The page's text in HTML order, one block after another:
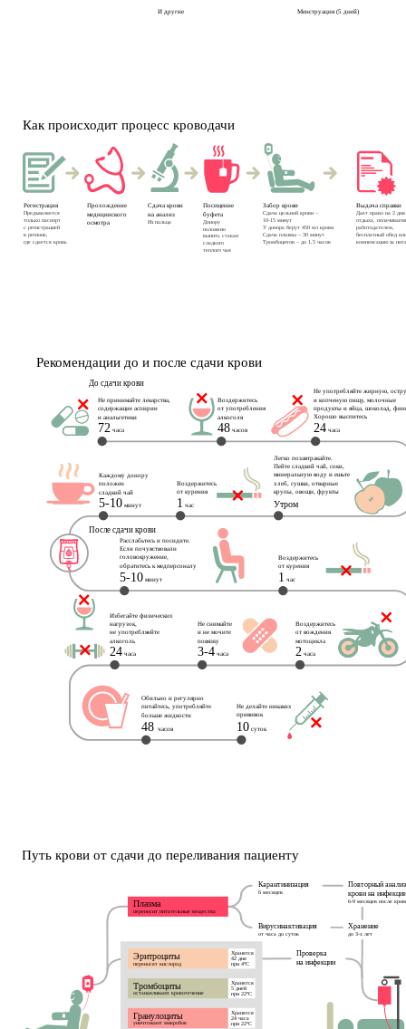
И другие Менструация (5 дней)
Регистрация
Предъявляется
только паспорт
с регистрацией
в регионе,
где сдается кровь
Сдача крови
на анализ
Из пальца
Прохождение
медицинского
осмотра
Посещение
буфета
Донору
положено
выпить стакан
сладкого
теплого чая
Забор крови
Сдача цельной крови –
10-15 минут
У донора берут 450 мл крови
Сдача плазмы – 30 минут
Тромбоцитов – до 1,5 часов
Выдача справки
Дает право на 2
отдыха,
работодателем,
бесплатный обед
компенсацию за
Как происходит процесс кроводачи
Рекомендации до и после сдачи крови
10 суток
48 часов
24 часа 3-4 часа 2 часа
1 час
5-10 минут
5-10 минут 1 час
Не принимайте лекарства,
содержащие аспирин
и анальгетики
Воздержитесь
от употребления
алкоголя
Не употребляйте жирную,
и копченую пищу, молочные
продукты и яйца, шоколад,
Хорошо выспитесь
Утром
48 часов 24 часа
72 часа
До сдачи крови
После сдачи крови
Каждому донору
положен
сладкий чай
Воздержитесь
от курения
Легко позавтракайте.
Пейте сладкий чай, соки,
минеральную воду и ешьте
хлеб, сушки, отварные
крупы, овощи, фрукты
Расслабьтесь и посидите.
Если почувствовали
головокружение,
обратитесь к медперсоналу
Воздержитесь
от курения
Избегайте физических
нагрузок,
не употребляейте
алкоголь
Не снимайте
и не мочите
повязку
Воздержитесь
от вождения
мотоцикла
Обильно и регулярно
питайтесь, употребляйте
больше жидкости
Не делайте никаких
прививок
Путь крови от сдачи до переливания пациенту
Вирусинактивация
от часа до cуток
Карантинизация
6 месяцев
Проверка
на инфекции
Хранение
до 3-х лет
Плазма
переносит питательные вещества
Тромбоциты
останавливают кровотечение
Хранятся
5 дней
при 22°С
Гранулоциты
уничтожают микробов
Хранятся
24 часа
при 22°С
Эритроциты
переносят кислород
Хранятся
42 дня
при 4°С
Повторный анализ
крови на
6-9 месяцев после